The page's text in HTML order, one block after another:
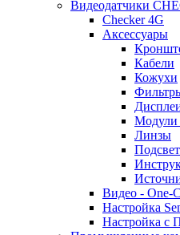
Видеодатчики
Checker 4G
Аксессуары
Кабели
Кожухи
Модули
Линзы
Видео - One-
Настройка
Настройка с